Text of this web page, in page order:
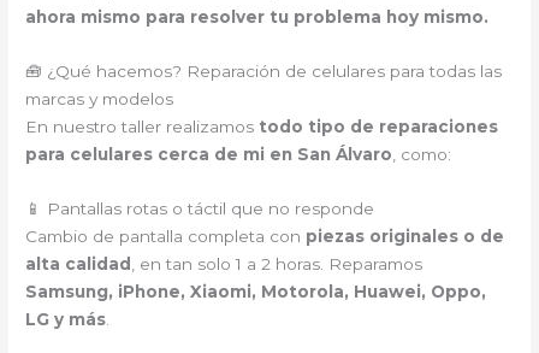
ahora mismo para resolver tu problema hoy mismo.
🧰 ¿Qué hacemos? Reparación de celulares para todas las
marcas y modelos
En nuestro taller realizamos todo tipo de reparaciones
para celulares cerca de mi en San Álvaro , como:
📱 Pantallas rotas o táctil que no responde
Cambio de pantalla completa con piezas originales o de
alta calidad
, en tan solo 1 a 2 horas. Reparamos
Samsung, iPhone, Xiaomi, Motorola, Huawei, Oppo,
LG y más